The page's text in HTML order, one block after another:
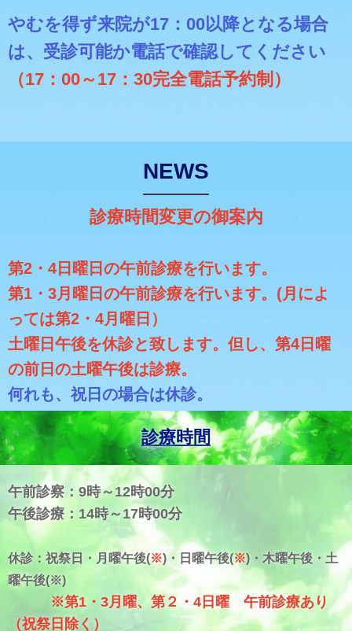
やむを得ず来院が17：00以降となる場合
は、 受診可能か電話で確認してください
（17：00～17：30完全電話予約制）
NEWS
診療時間変更の御案内
第2・4日曜日の午前診療を行います。
第1・3月曜日の午前診療を行います。(月によ
っては第2・4月曜日）
土曜日午後を休診と致します。但し、第4日曜
の前日の土曜午後は診療。
何れも、祝日の場合は休診。
診療時間
午前診察：9時～12時00分
午後診療：14時～17時00分
休診：祝祭日・月曜午後(※)・日曜午後(※)・木曜午後・土
曜午後(※)
※第1・3月曜、第２・4日曜 午前診療あり
（祝祭日除く）